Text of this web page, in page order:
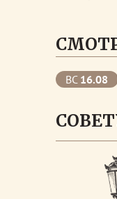
ВС 16.08